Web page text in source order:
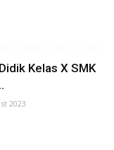
Kelas X SMK
2023